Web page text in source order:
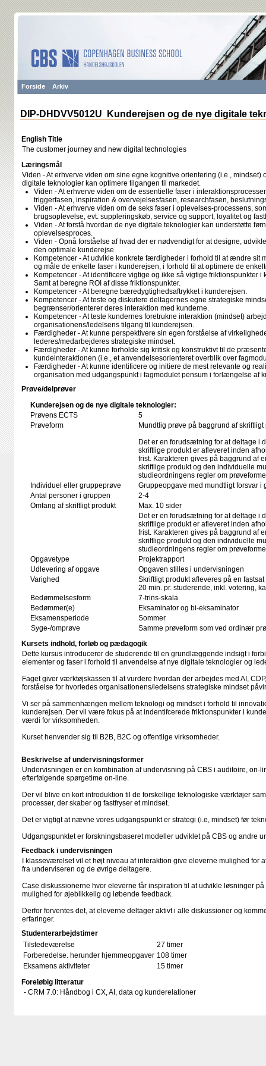
Forside Arkiv
DIP-DHDVV5012U Kunderejsen og de nye digitale
English Title
The customer journey and new digital technologies
Læringsmål
Viden - At erhverve viden om sine egne kognitive orientering (i.e., mindset)
digitale teknologier kan optimere tilgangen til markedet.
Viden - At erhverve viden om de essentielle faser i
triggerfasen, inspiration & overvejelsesfasen, researchfasen,
Viden - At erhverve viden om de seks faser i oplevelses-processens,
brugsoplevelse, evt. suppleringskøb, service og support, loyalitet og
Viden - At forstå hvordan de nye digitale teknologier kan understøtte
oplevelsesproces.
Viden - Opnå forståelse af hvad der er nødvendigt for at designe,
den optimale kunderejse.
Kompetencer - At udvikle konkrete færdigheder i forhold til at ændre sit
og måle de enkelte faser i kunderejsen, i forhold til at optimere de
Kompetencer - At identificere vigtige og ikke så vigtige friktionspunkter i
Samt at beregne ROI af disse friktionspunkter.
Kompetencer - At beregne bæredygtighedsaftrykket i kunderejsen.
Kompetencer - At teste og diskutere deltagernes egne strategiske
begrænser/orienterer deres interaktion med kunderne.
Kompetencer - At teste kundernes foretrukne interaktion (mindset)
organisationens/ledelsens tilgang til kunderejsen.
Færdigheder - At kunne perspektivere sin egen forståelse af
lederes/medarbejderes strategiske mindset.
Færdigheder - At kunne forholde sig kritisk og konstruktivt til de
kundeinteraktionen (i.e., et anvendelsesorienteret overblik over
Færdigheder - At kunne identificere og initiere de mest relevante og
organisation med udgangspunkt i fagmodulet pensum i forlængelse af
Prøve/delprøver
Kunderejsen og de nye digitale teknologier:
Prøvens ECTS
5
Prøveform
Mundtlig prøve på baggrund af skriftligt
Det er en forudsætning for at deltage i
skriftlige produkt er afleveret inden
frist. Karakteren gives på baggrund af
skriftlige produkt og den individuelle
studieordningens regler om
Individuel eller gruppeprøve
Gruppeopgave med mundtligt forsvar i
Antal personer i gruppen
2-4
Omfang af skriftligt produkt
Max. 10 sider
Det er en forudsætning for at deltage i
skriftlige produkt er afleveret inden
frist. Karakteren gives på baggrund af
skriftlige produkt og den individuelle
studieordningens regler om
Opgavetype
Projektrapport
Udlevering af opgave
Opgaven stilles i undervisningen
Varighed
Skriftligt produkt afleveres på en
20 min. pr. studerende, inkl. votering,
Bedømmelsesform
7-trins-skala
Bedømmer(e)
Eksaminator og bi-eksaminator
Eksamensperiode
Sommer
Syge-/omprøve
Samme prøveform som ved ordinær
Kursets indhold, forløb og pædagogik
Dette kursus introducerer de studerende til en grundlæggende indsigt i
elementer og faser i forhold til anvendelse af nye digitale teknologier og
Faget giver værktøjskassen til at vurdere hvordan der arbejdes med AI,
forståelse for hvorledes organisationens/ledelsens strategiske mindset
Vi ser på sammenhængen mellem teknologi og mindset i forhold til
kunderejsen. Der vil være fokus på at indentifcerede friktionspunkter i
værdi for virksomheden.
Kurset henvender sig til B2B, B2C og offentlige virksomheder.
Beskrivelse af undervisningsformer
Undervisningen er en kombination af undervisning på CBS i auditoire, on-
efterfølgende spørgetime on-line.
Der vil blive en kort introduktion til de forskellige teknologiske værktøjer
processer, der skaber og fastfryser et mindset.
Det er vigtigt at nævne vores udgangspunkt er strategi (i.e, mindset) før
Udgangspunktet er forskningsbaseret modeller udviklet på CBS og andre
Feedback i undervisningen
I klasseværelset vil et højt niveau af interaktion give eleverne mulighed for
fra underviseren og de øvrige deltagere.
Case diskussionerne hvor eleverne får inspiration til at udvikle løsninger
mulighed for øjeblikkelig og løbende feedback.
Derfor forventes det, at eleverne deltager aktivt i alle diskussioner og
erfaringer.
Studenterarbejdstimer
Tilstedeværelse
27 timer
Forberedelse. herunder hjemmeopgaver 108 timer
Eksamens aktiviteter
15 timer
Foreløbig litteratur
- CRM 7.0: Håndbog i CX, AI, data og kunderelationer